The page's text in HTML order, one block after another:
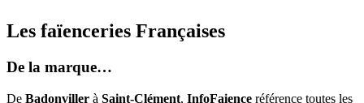
Les faïenceries Françaises
De la marque…
De Badonviller à Saint-Clément, InfoFaience référence toutes les